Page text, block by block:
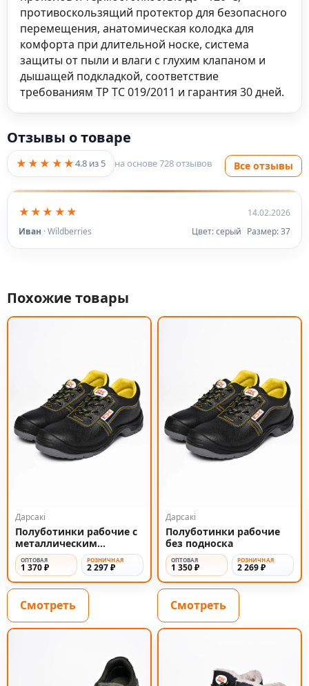
противоскользящий протектор для безопасного
перемещения, анатомическая колодка для
комфорта при длительной носке, система
защиты от пыли и влаги с глухим клапаном и
дышащей подкладкой, соответствие
требованиям ТР ТС 019/2011 и гарантия 30 дней.
Отзывы о товаре
★★★★★4.8 из 5 на основе728отзывов Все отзывы
★★★★★
14.02.2026
Иван · Wildberries Цвет:серый Размер:37
Похожие товары
Дарсакi
Полуботинки рабочие с
металлическим
подноском
ОПТОВАЯ
1 370 ₽
РОЗНИЧНАЯ
2 297 ₽
Смотреть
Дарсакi
Полуботинки рабочие
без подноска
ОПТОВАЯ
1 350 ₽
РОЗНИЧНАЯ
2 269 ₽
Смотреть